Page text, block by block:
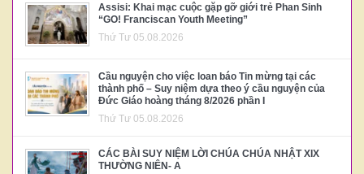
Assisi: Khai mạc cuộc gặp gỡ giới trẻ Phan Sinh
“GO! Franciscan Youth Meeting”
Thứ Tư 05.08.2026
Cầu nguyện cho việc loan báo Tin mừng tại các
thành phố – Suy niệm dựa theo ý cầu nguyện của
Đức Giáo hoàng tháng 8/2026 phần I
Thứ Tư 05.08.2026
CÁC BÀI SUY NIỆM LỜI CHÚA CHÚA NHẬT XIX
THƯỜNG NIÊN- A